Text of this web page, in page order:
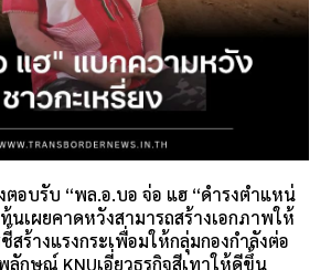
ตอบรับ “พล.อ.บอ จ่อ แฮ “ดำรงตำแหน่
นเผยคาดหวังสามารถสร้างเอกภาพให้
สร้างแรงกระเพื่อมให้กลุ่มกองกำลังต่อ
กษณ์ KNUเอี่ยวธุรกิจสีเทาให้ดีขึ้น